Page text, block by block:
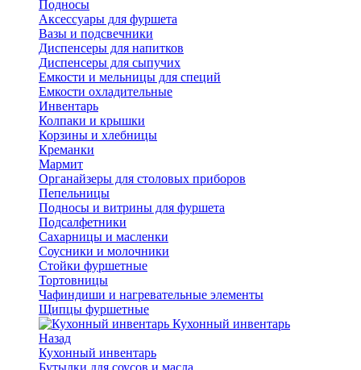
Подносы
Аксессуары для фуршета
Вазы и подсвечники
Диспенсеры для напитков
Диспенсеры для сыпучих
Емкости и мельницы для специй
Емкости охладительные
Инвентарь
Колпаки и крышки
Корзины и хлебницы
Креманки
Мармит
Органайзеры для столовых приборов
Пепельницы
Подносы и витрины для фуршета
Подсалфетники
Сахарницы и масленки
Соусники и молочники
Стойки фуршетные
Тортовницы
Чафиндиши и нагревательные элементы
Щипцы фуршетные
Кухонный инвентарь
Назад
Кухонный инвентарь
Бутылки для соусов и масла